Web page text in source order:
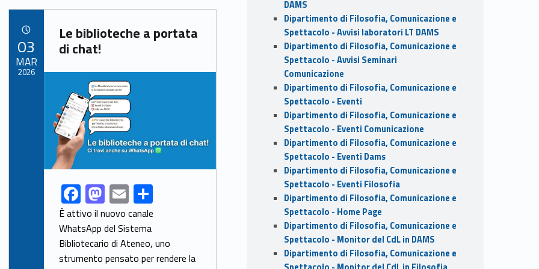
b
o
o
k
d
o
l e
Link identifier archive #link-archive-58309
Le biblioteche a portata
di chat!
Link identifier archive #link-archive-thumb-soap-65368
Link identifier share facebook archive #share-link-archive-58414F
ac
e
b
M
as
to
d
E
m
ai
l e
È attivo il nuovo canale
WhatsApp del Sistema
Bibliotecario di Ateneo, uno
strumento pensato per rendere la
03
MAR
2026
DAMS
Dipartimento di Filosofia, Comunicazione e
Spettacolo - Avvisi laboratori LT DAMS
Dipartimento di Filosofia, Comunicazione e
Spettacolo - Avvisi Seminari
Comunicazione
Dipartimento di Filosofia, Comunicazione e
Spettacolo - Eventi
Dipartimento di Filosofia, Comunicazione e
Spettacolo - Eventi Comunicazione
Dipartimento di Filosofia, Comunicazione e
Spettacolo - Eventi Dams
Dipartimento di Filosofia, Comunicazione e
Spettacolo - Eventi Filosofia
Dipartimento di Filosofia, Comunicazione e
Spettacolo - Home Page
Dipartimento di Filosofia, Comunicazione e
Spettacolo - Monitor del CdL in DAMS
Dipartimento di Filosofia, Comunicazione e